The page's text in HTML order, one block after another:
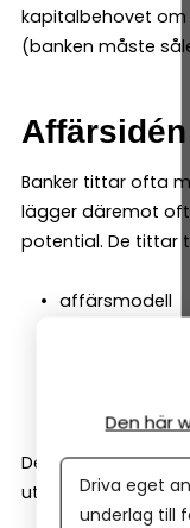
kapitalbehovet om
(banken måste
Banker tittar ofta
lägger däremot
potential. De tittar
affärsmodell
Det gör att Almi
utvecklingen än
Den här
Driva eget
underlag till